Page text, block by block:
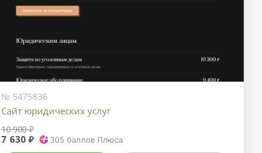
№ 5475836
Сайт юридических услуг
10 900 ₽
7 630 ₽ 305 баллов Плюса